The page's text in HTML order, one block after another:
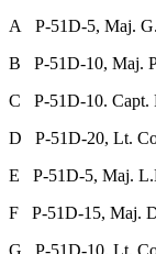
A P-51D-5, Maj. G.
B P-51D-10, Maj.
C P-51D-10. Capt.
D P-51D-20, Lt.
E P-51D-5, Maj.
F P-51D-15, Maj.